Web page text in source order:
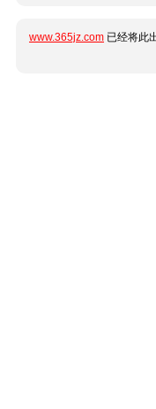
www.365jz.com 已经将此